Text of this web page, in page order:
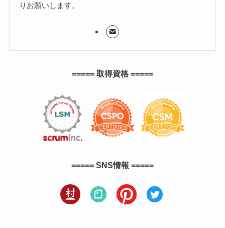
りお願いします。
===== 取得資格 =====
===== SNS情報 =====